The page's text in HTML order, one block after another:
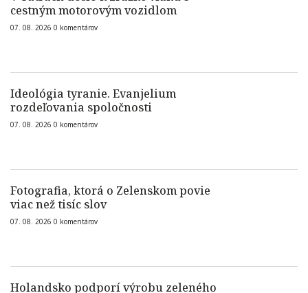
cestným motorovým vozidlom
07. 08. 2026 0 komentárov
Ideológia tyranie. Evanjelium
rozdeľovania spoločnosti
07. 08. 2026 0 komentárov
Fotografia, ktorá o Zelenskom povie
viac než tisíc slov
07. 08. 2026 0 komentárov
Holandsko podporí výrobu zeleného